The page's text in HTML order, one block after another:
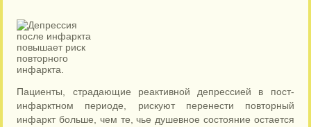
Пациенты, страдающие реактивной депрессией в пост-
инфарктном периоде, рискуют перенести повторный
инфаркт больше, чем те, чье душевное состояние остается